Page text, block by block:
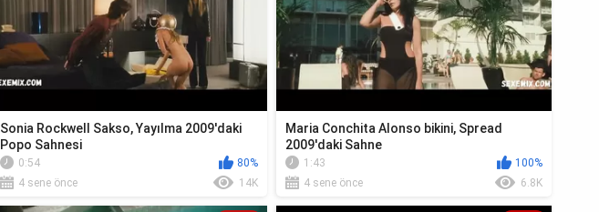
Sonia Rockwell Sakso, Yayılma 2009'daki
Popo Sahnesi
0:54
80%
4 sene önce
14K
Maria Conchita Alonso bikini, Spread
2009'daki Sahne
1:43
100%
4 sene önce
6.8K